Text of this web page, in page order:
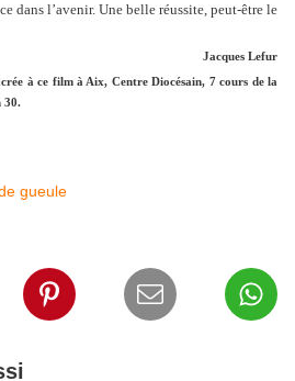
dans l’avenir. Une belle réussite, peut-être le
Jacques Lefur
à ce film à Aix, Centre Diocésain, 7 cours de la
30.
gueule